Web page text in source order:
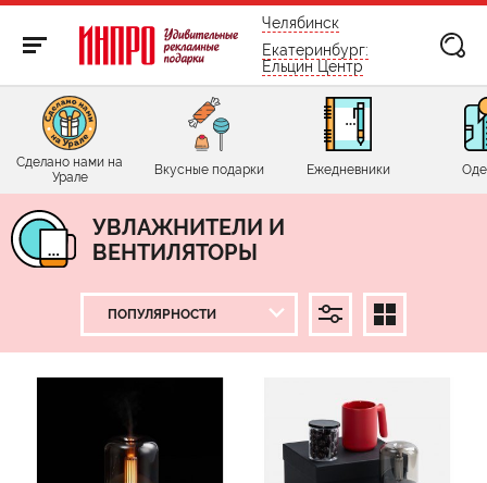
бесплатно по России
Челябинск
Екатеринбург:
Ельцин Центр
Сделано нами на
Урале
Вкусные подарки Ежедневники
УВЛАЖНИТЕЛИ И
ВЕНТИЛЯТОРЫ